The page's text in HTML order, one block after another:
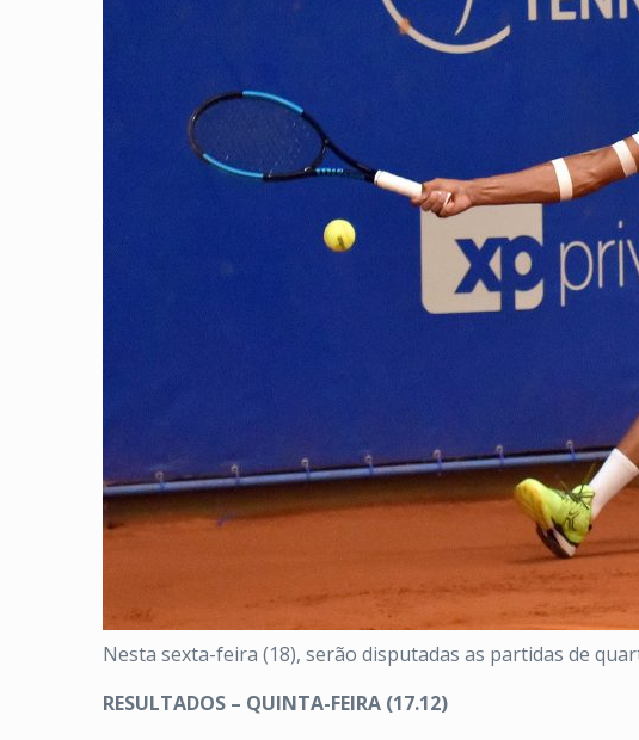
Nesta sexta-feira (18), serão disputadas as partidas de
RESULTADOS – QUINTA-FEIRA (17.12)